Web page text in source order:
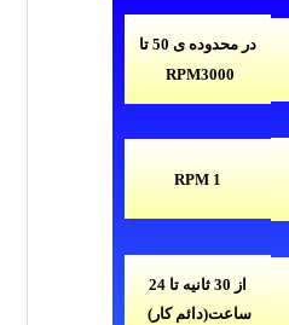
در محدوده ی 50 تا
3000
RPM
1
RPM
از 30 ثانیه تا 24
ساعت(دائم کار)